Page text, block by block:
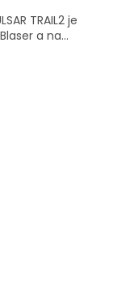
TRAIL2 je
a na...